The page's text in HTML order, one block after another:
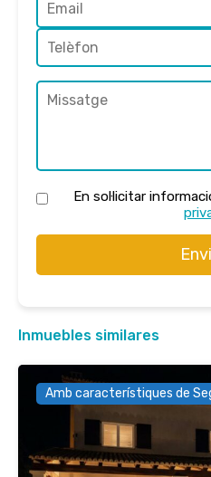
En sol·licitar
Inmuebles similares
Amb característiques de